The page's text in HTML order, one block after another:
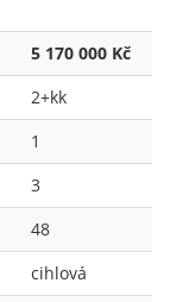
5 170 000 Kč
2+kk
1
3
48
cihlová